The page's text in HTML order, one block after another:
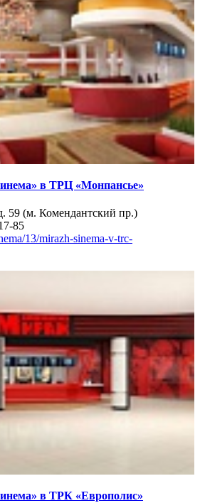
в ТРЦ «Монпансье»
59 (м. Комендантский пр.)
85
13/mirazh-sinema-v-trc-
в ТРК «Европолис»